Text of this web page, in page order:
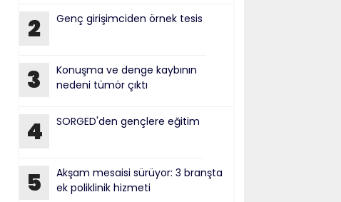
2 Genç girişimciden örnek tesis
3
Konuşma ve denge kaybının
nedeni tümör çıktı
4 SORGED'den gençlere eğitim
5
Akşam mesaisi sürüyor: 3 branşta
ek poliklinik hizmeti